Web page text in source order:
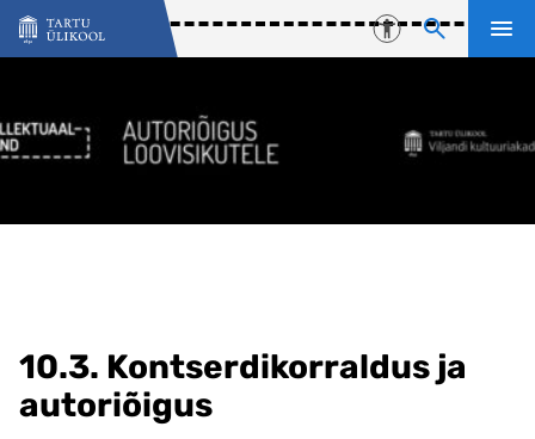
Liigu edasi põhisisu juurde
10.3. Kontserdikorraldus ja
autoriõigus